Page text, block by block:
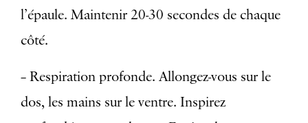
l’épaule. Maintenir 20-30 secondes de chaque
côté.
– Respiration profonde. Allongez-vous sur le
dos, les mains sur le ventre. Inspirez